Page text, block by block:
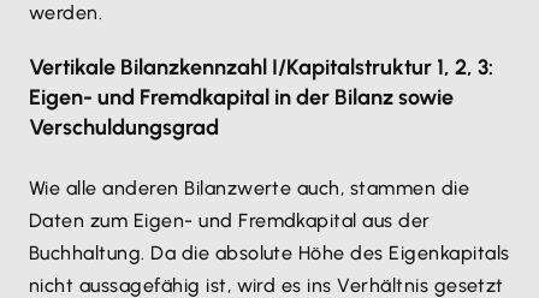
werden.
Vertikale Bilanzkennzahl I/Kapitalstruktur 1, 2, 3:
Eigen- und Fremdkapital in der Bilanz sowie
Verschuldungsgrad
Wie alle anderen Bilanzwerte auch, stammen die
Daten zum Eigen- und Fremdkapital aus der
Buchhaltung. Da die absolute Höhe des Eigenkapitals
nicht aussagefähig ist, wird es ins Verhältnis gesetzt